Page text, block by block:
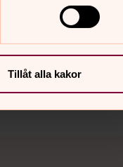
Tillåt alla kakor